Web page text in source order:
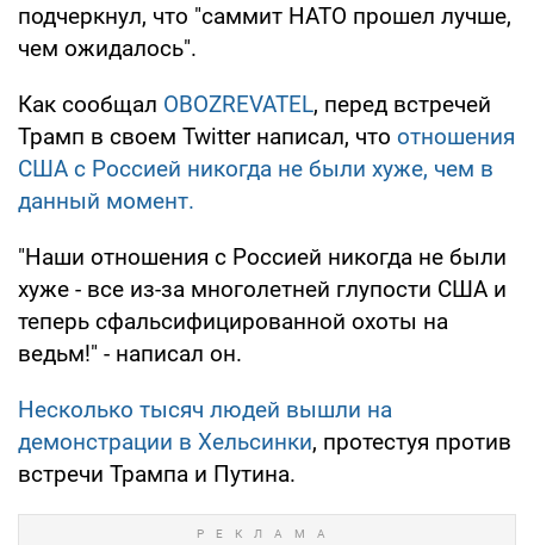
подчеркнул, что "саммит НАТО прошел лучше,
чем ожидалось".
Как сообщал OBOZREVATEL, перед встречей
Трамп в своем Twitter написал, что отношения
США с Россией никогда не были хуже, чем в
данный момент.
"Наши отношения с Россией никогда не были
хуже - все из-за многолетней глупости США и
теперь сфальсифицированной охоты на
ведьм!" - написал он.
Несколько тысяч людей вышли на
демонстрации в Хельсинки, протестуя против
встречи Трампа и Путина.